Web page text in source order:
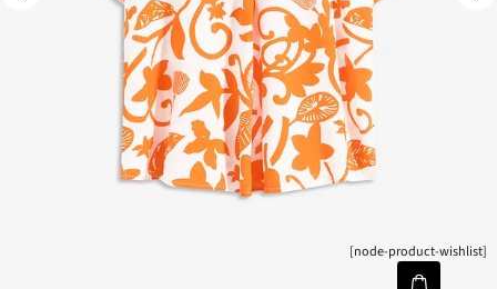
[node-product-wishlist]